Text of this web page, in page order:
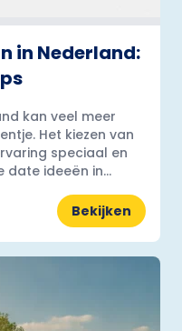
in Nederland:
kan veel meer
Het kiezen van
speciaal en
date ideeën in...
Bekijken